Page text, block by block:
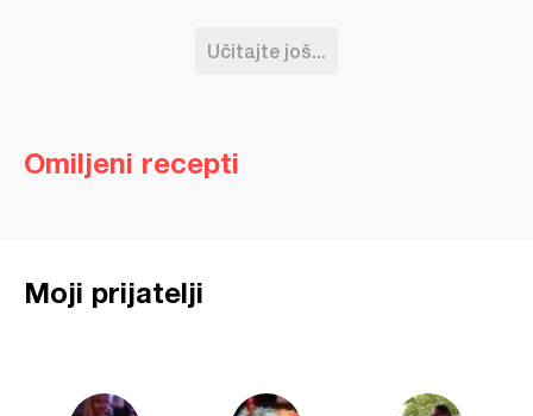
Učitajte još...
Omiljeni recepti
Moji prijatelji